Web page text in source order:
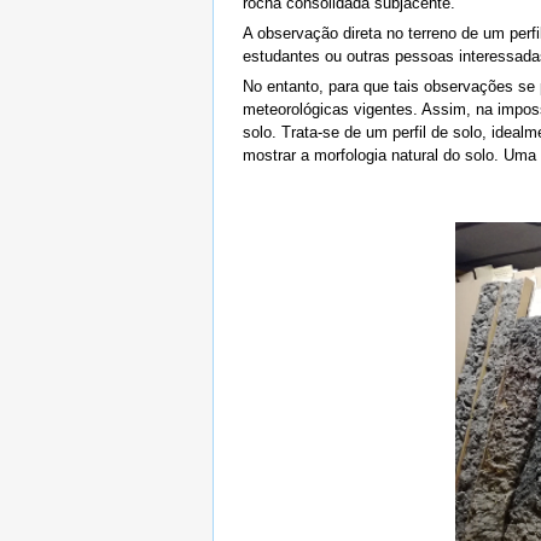
A observação direta no terreno de um
estudantes ou outras pessoas
No entanto, para que tais observações
meteorológicas vigentes. Assim, na
solo. Trata-se de um perfil de solo,
mostrar a morfologia natural do solo.